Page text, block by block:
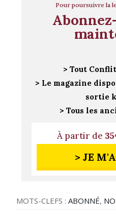
Pour poursuivre la
> Tout
> Le magazine
sortie
> Tous les
À partir de
> JE
MOTS-CLEFS :ABONNÉ,